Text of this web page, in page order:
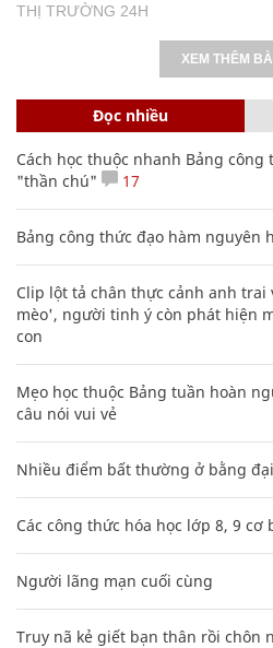
THỊ TRƯỜNG 24H
XEM THÊM
Đọc nhiều
Cách học thuộc nhanh Bảng
"thần chú"
17
Bảng công thức đạo hàm nguyên
Clip lột tả chân thực cảnh anh
mèo', người tinh ý còn phát hiện
con
Mẹo học thuộc Bảng tuần hoàn
câu nói vui vẻ
Nhiều điểm bất thường ở bằng
Các công thức hóa học lớp 8, 9 cơ
Người lãng mạn cuối cùng
Truy nã kẻ giết bạn thân rồi chôn